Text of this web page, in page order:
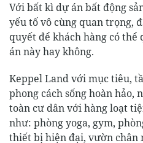
Với bất kì dự án bất động
yếu tố vô cùng quan trọng,
quyết để khách hàng có
án này hay không.
Keppel Land với mục tiêu,
phong cách sống hoàn hảo,
toàn cư dân với hàng loạt
như: phòng yoga, gym,
thiết bị hiện đại, vườn chân